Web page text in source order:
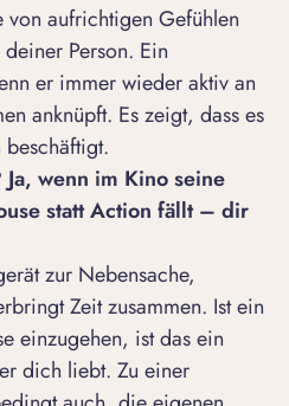
aufrichtigen Gefühlen
Person. Ein
er immer wieder aktiv an
anknüpft. Es zeigt, dass es
wenn im Kino seine
statt Action fällt – dir
zur Nebensache,
Zeit zusammen. Ist ein
einzugehen, ist das ein
dich liebt. Zu einer